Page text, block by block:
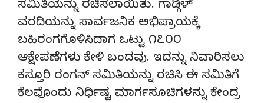
ಸಮಿತಿಯನ್ನು ರಚಿಸಲಾಯಿತು. ಗಾಡ್ಗಿಳ್
ವರದಿಯನ್ನು ಸಾರ್ವಜನಿಕ ಅಭಿಪ್ರಾಯಕ್ಕೆ
ಬಹಿರಂಗಗೊಳಿಸಿದಾಗ ಒಟ್ಟು ೧೭೦೦
ಆಕ್ಷೇಪಣೆಗಳು ಕೇಳಿ ಬಂದವು. ಇದನ್ನು ನಿವಾರಿಸಲು
ಕಸ್ತೂರಿ ರಂಗನ್ ಸಮಿತಿಯನ್ನು ರಚಿಸಿ ಈ ಸಮಿತಿಗೆ
ಕೆಲವೊಂದು ನಿರ್ಧಿಷ್ಟ ಮಾರ್ಗಸೂಚಿಗಳನ್ನು ಕೇಂದ್ರ